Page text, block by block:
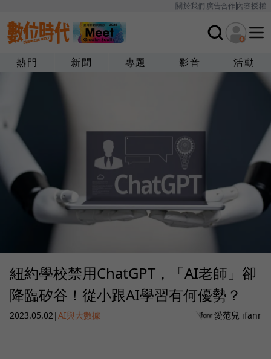
關於我們廣告合作內容授權
熱門 新聞 專題 影音 活動
紐約學校禁用ChatGPT，「AI老師」卻
降臨矽谷！從小跟AI學習有何優勢？
2023.05.02|AI與大數據 愛范兒 ifanr